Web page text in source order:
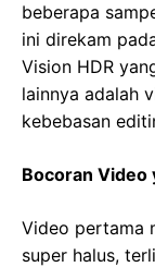
beberapa
ini direkam
Vision HDR
lainnya adalah
kebebasan
Bocoran Video
Video pertama
super halus,